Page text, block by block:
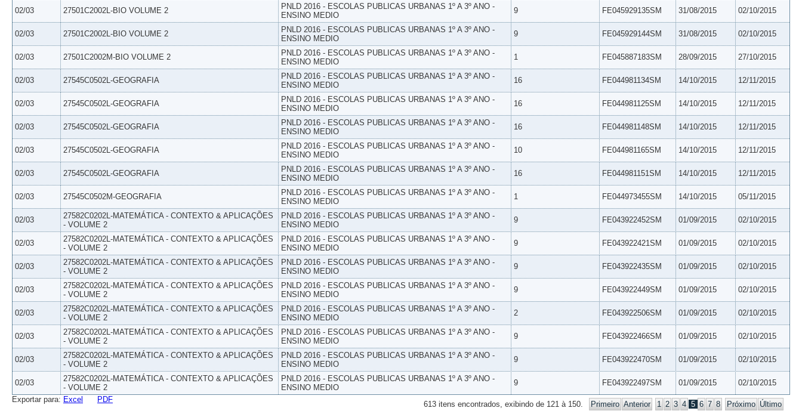
02/03 27501C2002L-BIO VOLUME 2
PNLD 2016 - ESCOLAS PUBLICAS URBANAS 1º A 3º ANO -
ENSINO MEDIO
9 FE045929135SM 31/08/2015 02/10/2015
02/03 27501C2002L-BIO VOLUME 2
PNLD 2016 - ESCOLAS PUBLICAS URBANAS 1º A 3º ANO -
ENSINO MEDIO
9 FE045929144SM 31/08/2015 02/10/2015
02/03 27501C2002M-BIO VOLUME 2
PNLD 2016 - ESCOLAS PUBLICAS URBANAS 1º A 3º ANO -
ENSINO MEDIO
1 FE045887183SM 28/09/2015 27/10/2015
02/03 27545C0502L-GEOGRAFIA
PNLD 2016 - ESCOLAS PUBLICAS URBANAS 1º A 3º ANO -
ENSINO MEDIO
16 FE044981134SM 14/10/2015 12/11/2015
02/03 27545C0502L-GEOGRAFIA
PNLD 2016 - ESCOLAS PUBLICAS URBANAS 1º A 3º ANO -
ENSINO MEDIO
16 FE044981125SM 14/10/2015 12/11/2015
02/03 27545C0502L-GEOGRAFIA
PNLD 2016 - ESCOLAS PUBLICAS URBANAS 1º A 3º ANO -
ENSINO MEDIO
16 FE044981148SM 14/10/2015 12/11/2015
02/03 27545C0502L-GEOGRAFIA
PNLD 2016 - ESCOLAS PUBLICAS URBANAS 1º A 3º ANO -
ENSINO MEDIO
10 FE044981165SM 14/10/2015 12/11/2015
02/03 27545C0502L-GEOGRAFIA
PNLD 2016 - ESCOLAS PUBLICAS URBANAS 1º A 3º ANO -
ENSINO MEDIO
16 FE044981151SM 14/10/2015 12/11/2015
02/03 27545C0502M-GEOGRAFIA
PNLD 2016 - ESCOLAS PUBLICAS URBANAS 1º A 3º ANO -
ENSINO MEDIO
1 FE044973455SM 14/10/2015 05/11/2015
02/03
27582C0202L-MATEMÁTICA - CONTEXTO & APLICAÇÕES
- VOLUME 2
PNLD 2016 - ESCOLAS PUBLICAS URBANAS 1º A 3º ANO -
ENSINO MEDIO
9 FE043922452SM 01/09/2015 02/10/2015
02/03
27582C0202L-MATEMÁTICA - CONTEXTO & APLICAÇÕES
- VOLUME 2
PNLD 2016 - ESCOLAS PUBLICAS URBANAS 1º A 3º ANO -
ENSINO MEDIO
9 FE043922421SM 01/09/2015 02/10/2015
02/03
27582C0202L-MATEMÁTICA - CONTEXTO & APLICAÇÕES
- VOLUME 2
PNLD 2016 - ESCOLAS PUBLICAS URBANAS 1º A 3º ANO -
ENSINO MEDIO
9 FE043922435SM 01/09/2015 02/10/2015
02/03
27582C0202L-MATEMÁTICA - CONTEXTO & APLICAÇÕES
- VOLUME 2
PNLD 2016 - ESCOLAS PUBLICAS URBANAS 1º A 3º ANO -
ENSINO MEDIO
9 FE043922449SM 01/09/2015 02/10/2015
02/03
27582C0202L-MATEMÁTICA - CONTEXTO & APLICAÇÕES
- VOLUME 2
PNLD 2016 - ESCOLAS PUBLICAS URBANAS 1º A 3º ANO -
ENSINO MEDIO
2 FE043922506SM 01/09/2015 02/10/2015
02/03
27582C0202L-MATEMÁTICA - CONTEXTO & APLICAÇÕES
- VOLUME 2
PNLD 2016 - ESCOLAS PUBLICAS URBANAS 1º A 3º ANO -
ENSINO MEDIO
9 FE043922466SM 01/09/2015 02/10/2015
02/03
27582C0202L-MATEMÁTICA - CONTEXTO & APLICAÇÕES
- VOLUME 2
PNLD 2016 - ESCOLAS PUBLICAS URBANAS 1º A 3º ANO -
ENSINO MEDIO
9 FE043922470SM 01/09/2015 02/10/2015
02/03
27582C0202L-MATEMÁTICA - CONTEXTO & APLICAÇÕES
- VOLUME 2
PNLD 2016 - ESCOLAS PUBLICAS URBANAS 1º A 3º ANO -
ENSINO MEDIO
9 FE043922497SM 01/09/2015 02/10/2015
613 itens encontrados, exibindo de 121 à 150. Primeiro Anterior 1 2 3 4 5 6 7 8 Próximo Último
Exportar para: Excel PDF